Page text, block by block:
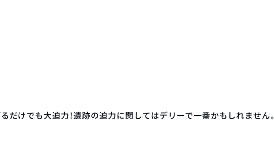
だけでも大迫力！遺跡の迫力に関してはデリーで一番かもしれません。